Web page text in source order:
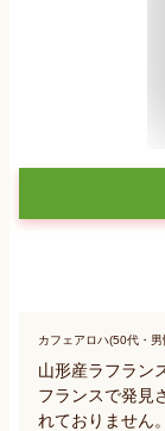
カフェアロハ(50代・男
山形産ラフラン
フランスで発見
れておりません